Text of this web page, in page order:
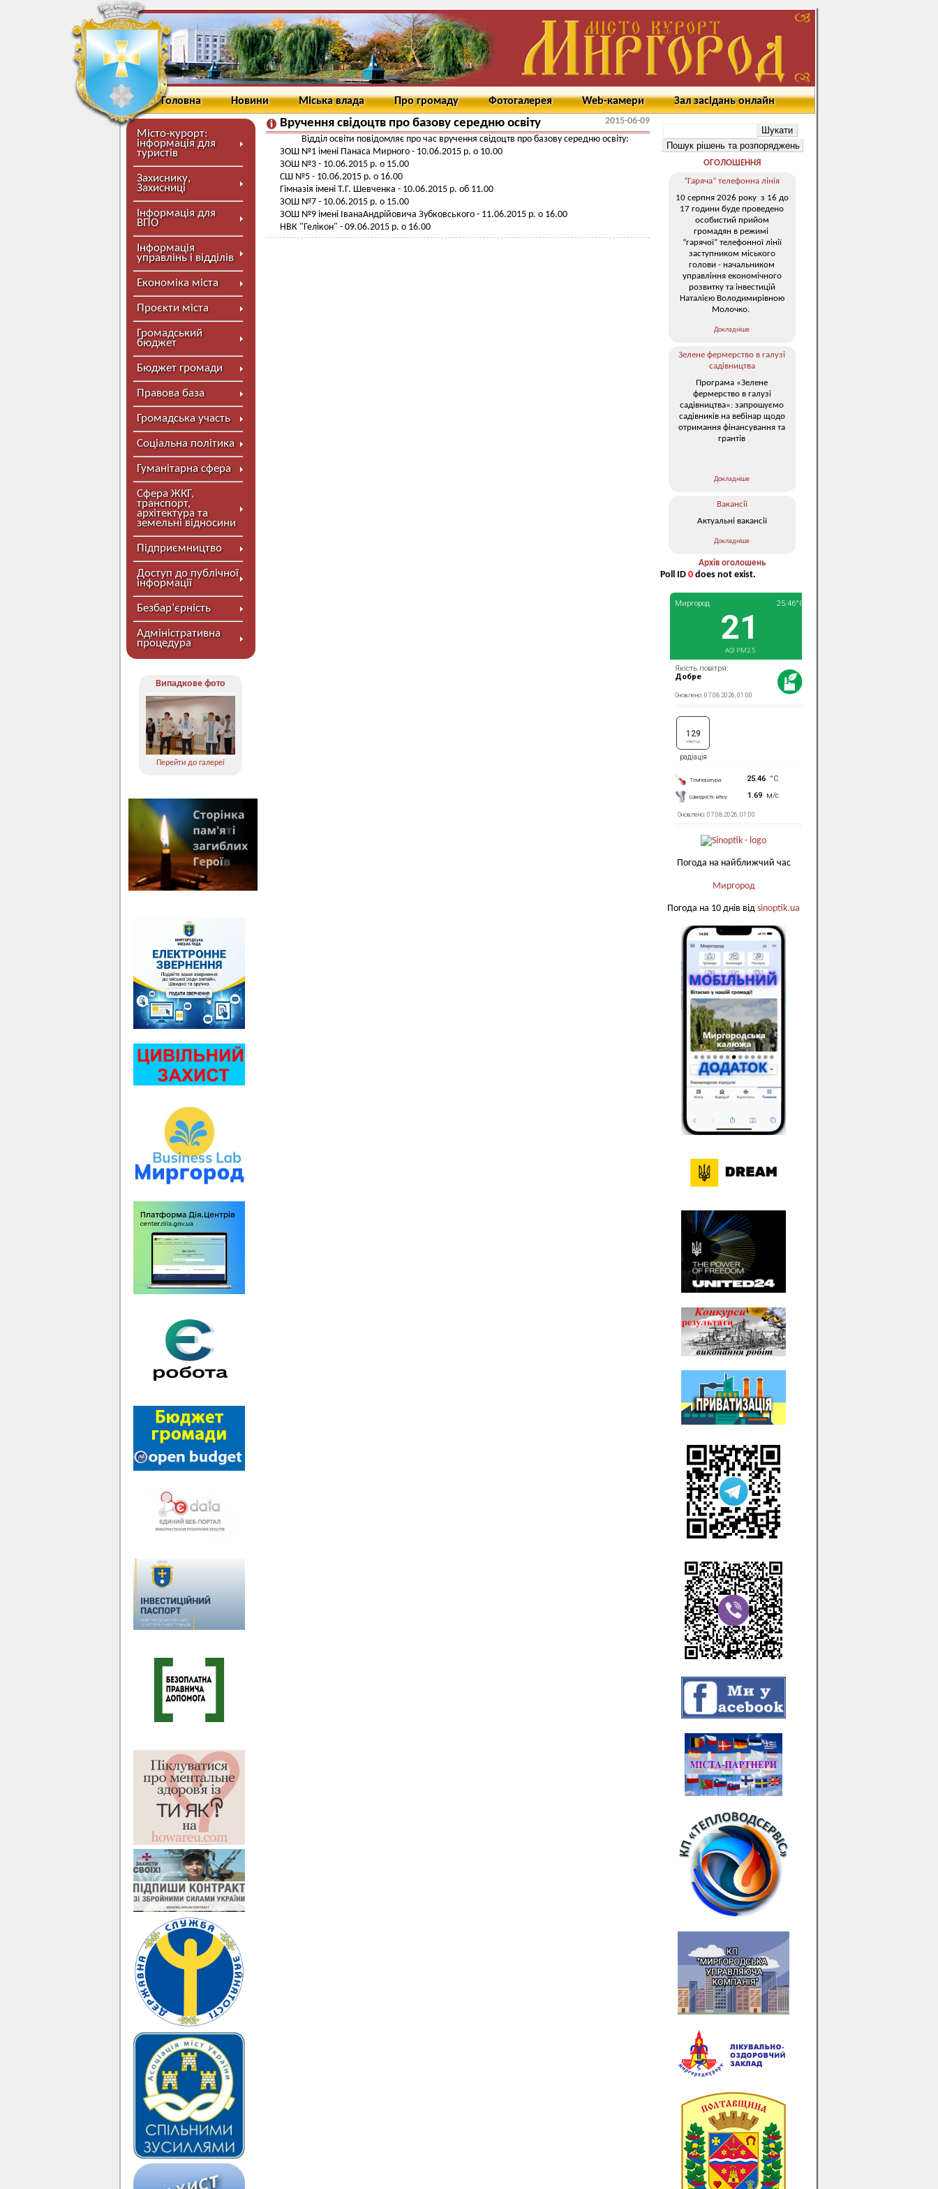
Головна Новини Міська влада Про громаду Фотогалерея Web-камери Зал засідань онлайн
Місто-курорт:
інформація для
туристів
Захиснику,
Захисниці
Інформація для
ВПО
Інформація
управлінь і відділів
Економіка міста
Проєкти міста
Громадський
бюджет
Бюджет громади
Правова база
Громадська участь
Соціальна політика
Гуманітарна сфера
Сфера ЖКГ,
транспорт,
архітектура та
земельні відносини
Підприємництво
Доступ до публічної
інформації
Безбар’єрність
Адміністративна
процедура
Випадкове фото
Перейти до галереї
Вручення свідоцтв про базову середню освіту
2015-06-09
Відділ освіти повідомляє про час вручення свідоцтв про базову середню освіту:
ЗОШ №1 імені Панаса Мирного - 10.06.2015 р. о 10.00
ЗОШ №3 - 10.06.2015 р. о 15.00
СШ №5 - 10.06.2015 р. о 16.00
Гімназія імені Т.Г. Шевченка - 10.06.2015 р. об 11.00
ЗОШ №7 - 10.06.2015 р. о 15.00
ЗОШ №9 імені ІванаАндрійовича Зубковського - 11.06.2015 р. о 16.00
НВК "Гелікон" - 09.06.2015 р. о 16.00
ОГОЛОШЕННЯ
“Гаряча” телефонна лінія
10 серпня 2026 року з 16 до
17 години буде проведено
особистий прийом
громадян в режимі
“гарячої” телефонної лінії
заступником міського
голови - начальником
управління економічного
розвитку та інвестицій
Наталією Володимирівною
Молочко.
Докладніше
Зелене фермерство в галузі
садівництва
Програма «Зелене
фермерство в галузі
садівництва»: запрошуємо
садівників на вебінар щодо
отримання фінансування та
грантів
Докладніше
Вакансії
Актуальні вакансії
Докладніше
Архів оголошень
Poll ID 0 does not exist.
Погода на найближчий час
Миргород
Погода на 10 днів від sinoptik.ua